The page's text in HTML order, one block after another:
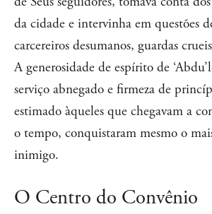
da cidade e intervinha em questões
carcereiros desumanos, guardas
A generosidade de espírito de
serviço abnegado e firmeza de
estimado àqueles que chegavam a
o tempo, conquistaram mesmo o
inimigo.
O Centro do Convênio